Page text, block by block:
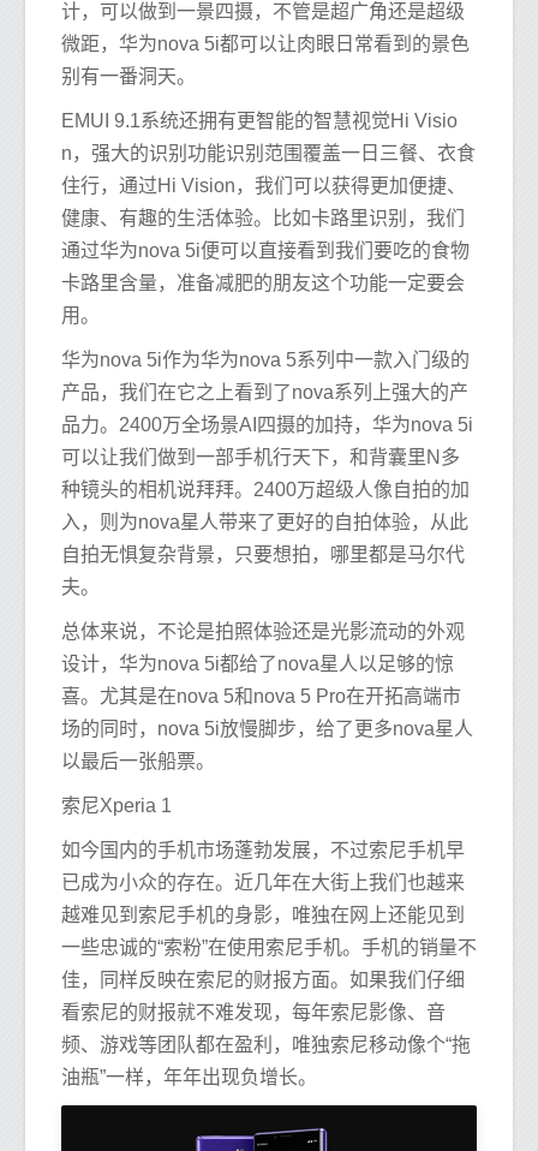
计，可以做到一景四摄，不管是超广角还是超级
微距，华为nova 5i都可以让肉眼日常看到的景色
别有一番洞天。
EMUI 9.1系统还拥有更智能的智慧视觉Hi Visio
n，强大的识别功能识别范围覆盖一日三餐、衣食
住行，通过Hi Vision，我们可以获得更加便捷、
健康、有趣的生活体验。比如卡路里识别，我们
通过华为nova 5i便可以直接看到我们要吃的食物
卡路里含量，准备减肥的朋友这个功能一定要会
用。
华为nova 5i作为华为nova 5系列中一款入门级的
产品，我们在它之上看到了nova系列上强大的产
品力。2400万全场景AI四摄的加持，华为nova 5i
可以让我们做到一部手机行天下，和背囊里N多
种镜头的相机说拜拜。2400万超级人像自拍的加
入，则为nova星人带来了更好的自拍体验，从此
自拍无惧复杂背景，只要想拍，哪里都是马尔代
夫。
总体来说，不论是拍照体验还是光影流动的外观
设计，华为nova 5i都给了nova星人以足够的惊
喜。尤其是在nova 5和nova 5 Pro在开拓高端市
场的同时，nova 5i放慢脚步，给了更多nova星人
以最后一张船票。
索尼Xperia 1
如今国内的手机市场蓬勃发展，不过索尼手机早
已成为小众的存在。近几年在大街上我们也越来
越难见到索尼手机的身影，唯独在网上还能见到
一些忠诚的“索粉”在使用索尼手机。手机的销量不
佳，同样反映在索尼的财报方面。如果我们仔细
看索尼的财报就不难发现，每年索尼影像、音
频、游戏等团队都在盈利，唯独索尼移动像个“拖
油瓶”一样，年年出现负增长。